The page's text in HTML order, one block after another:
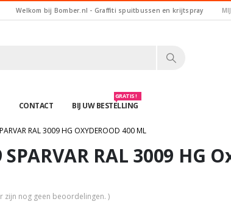
Welkom bij Bomber.nl - Graffiti spuitbussen en krijtspray
CONTACT BIJ UW BESTELLING
GRATIS !
RAL 3009 HG OXYDEROOD 400 ML
SPARVAR RAL 3009 HG
zijn nog geen beoordelingen. )